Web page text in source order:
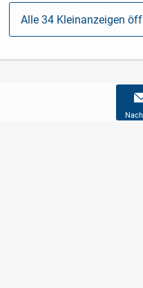
Alle 34 Kleinanzeigen